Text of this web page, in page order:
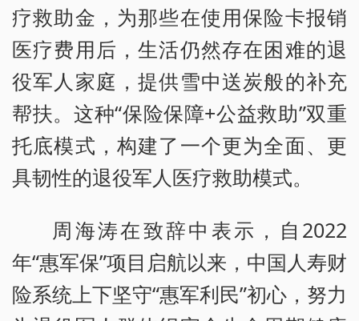
疗救助金，为那些在使用保险卡报销
医疗费用后，生活仍然存在困难的退
役军人家庭，提供雪中送炭般的补充
帮扶。这种“保险保障+公益救助”双重
托底模式，构建了一个更为全面、更
具韧性的退役军人医疗救助模式。
周海涛在致辞中表示，自2022
年“惠军保”项目启航以来，中国人寿财
险系统上下坚守“惠军利民”初心，努力